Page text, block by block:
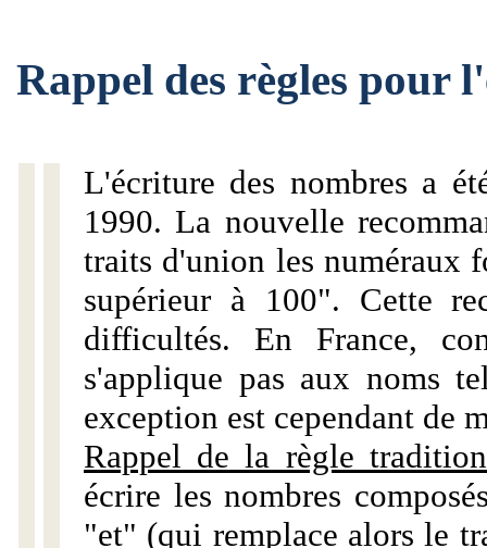
Rappel des règles pour
L'écriture des nombres a
1990. La nouvelle
traits d'union les numéraux
supérieur à 100". Cette
difficultés. En France,
s'applique pas aux noms
exception est cependant de
Rappel de la règle
écrire les nombres
"et" (qui remplace alors le